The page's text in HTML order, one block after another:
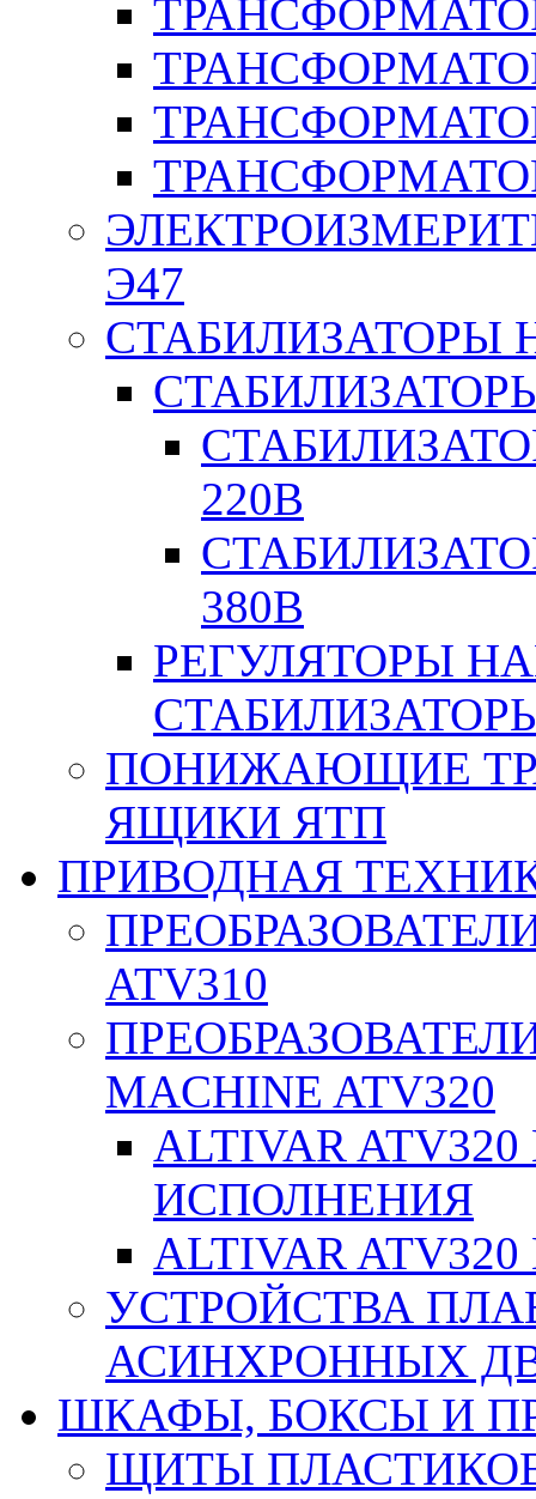
Э47
СТАБИЛИЗАТОРЫ
220В
380В
РЕГУЛЯТОРЫ
ПОНИЖАЮЩИЕ
ЯЩИКИ ЯТП
ПРИВОДНАЯ
ATV310
MACHINE ATV320
ALTIVAR
ИСПОЛНЕНИЯ
ALTIVAR
УСТРОЙСТВА
АСИНХРОННЫХ
ШКАФЫ, БОКСЫ И
ЩИТЫ